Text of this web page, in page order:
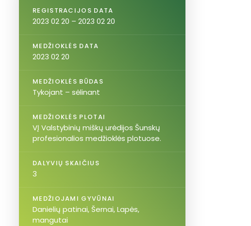
REGISTRACIJOS DATA
2023 02 20 – 2023 02 20
MEDŽIOKLĖS DATA
2023 02 20
MEDŽIOKLĖS BŪDAS
Tykojant – sėlinant
MEDŽIOKLĖS PLOTAI
VĮ Valstybinių miškų urėdijos Šunskų
profesionalios medžioklės plotuose.
DALYVIŲ SKAIČIUS
3
MEDŽIOJAMI GYVŪNAI
Danielių patinai, Šernai, Lapės,
mangutai